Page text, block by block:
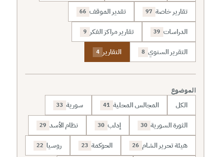
تقارير خاصة 97 تقدير الموقف 66
الدراسات 39 تقارير مراكز الفكر 9
التقرير السنوي 8 التقارير 4
الموضوع
الكل المجالس المحلية 41 سورية 33
الثورة السورية 30 إدلب 30 نظام الأسد 29
هيئة تحرير الشام 26 الحوكمة 23 روسيا 22